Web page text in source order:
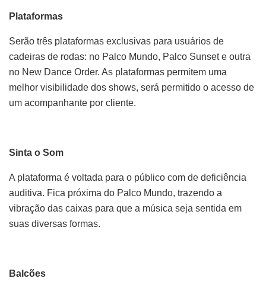
Plataformas
Serão três plataformas exclusivas para usuários de
cadeiras de rodas: no Palco Mundo, Palco Sunset e outra
no New Dance Order. As plataformas permitem uma
melhor visibilidade dos shows, será permitido o acesso de
um acompanhante por cliente.
Sinta o Som
A plataforma é voltada para o público com de deficiência
auditiva. Fica próxima do Palco Mundo, trazendo a
vibração das caixas para que a música seja sentida em
suas diversas formas.
Balcões